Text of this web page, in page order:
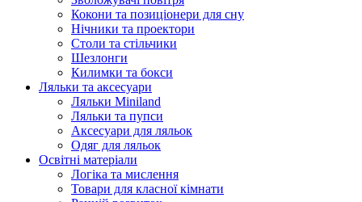
Кокони та позиціонери для сну
Нічники та проектори
Столи та стільчики
Шезлонги
Килимки та бокси
Ляльки та аксесуари
Ляльки Miniland
Ляльки та пупси
Аксесуари для ляльок
Одяг для ляльок
Освітні матеріали
Логіка та мислення
Товари для класної кімнати